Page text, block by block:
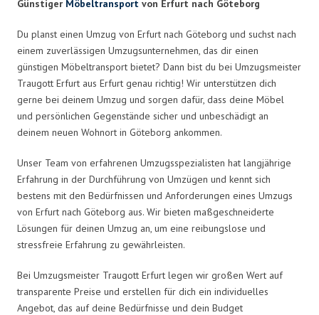
Günstiger Möbeltransport von Erfurt nach Göteborg
Du planst einen Umzug von Erfurt nach Göteborg und suchst nach
einem zuverlässigen Umzugsunternehmen, das dir einen
günstigen Möbeltransport bietet? Dann bist du bei Umzugsmeister
Traugott Erfurt aus Erfurt genau richtig! Wir unterstützen dich
gerne bei deinem Umzug und sorgen dafür, dass deine Möbel
und persönlichen Gegenstände sicher und unbeschädigt an
deinem neuen Wohnort in Göteborg ankommen.
Unser Team von erfahrenen Umzugsspezialisten hat langjährige
Erfahrung in der Durchführung von Umzügen und kennt sich
bestens mit den Bedürfnissen und Anforderungen eines Umzugs
von Erfurt nach Göteborg aus. Wir bieten maßgeschneiderte
Lösungen für deinen Umzug an, um eine reibungslose und
stressfreie Erfahrung zu gewährleisten.
Bei Umzugsmeister Traugott Erfurt legen wir großen Wert auf
transparente Preise und erstellen für dich ein individuelles
Angebot, das auf deine Bedürfnisse und dein Budget